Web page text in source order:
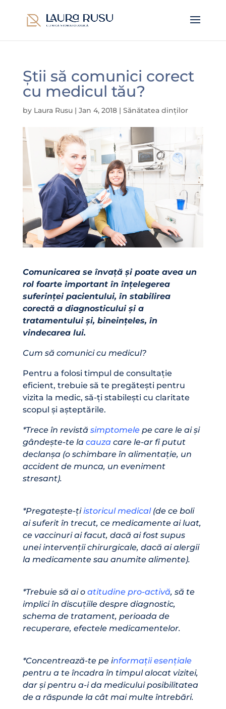
Știi să comunici corect
cu medicul tău?
by Laura Rusu| Jan 4, 2018| Sănătatea dinților
Comunicarea se învață și poate avea un
rol foarte important în înțelegerea
suferinței pacientului, în stabilirea
corectă a diagnosticului și a
tratamentului și, bineințeles, în
vindecarea lui.
Cum să comunici cu medicul?
Pentru a folosi timpul de consultație
eficient, trebuie să te pregătești pentru
vizita la medic, să-ți stabilești cu claritate
scopul și așteptările.
*Trece în revistă simptomele pe care le ai și
gândește-te la cauza care le-ar fi putut
declanșa (o schimbare în alimentație, un
accident de munca, un eveniment
stresant).
*Pregatește-țiistoricul medical(de ce boli
ai suferit în trecut, ce medicamente ai luat,
ce vaccinuri ai facut, dacă ai fost supus
unei intervenții chirurgicale, dacă ai alergii
la medicamente sau anumite alimente).
*Trebuie să ai o atitudine pro-activă, să te
implici în discuțiile despre diagnostic,
schema de tratament, perioada de
recuperare, efectele medicamentelor.
*Concentrează-te pe informații esențiale
pentru a te încadra în timpul alocat vizitei,
dar și pentru a-i da medicului posibilitatea
de a răspunde la cât mai multe întrebări.